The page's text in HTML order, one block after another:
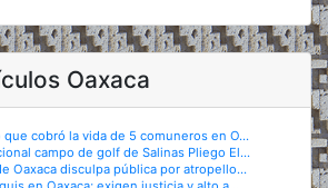
Oaxaca
cobró la vida de 5 comuneros en O...
campo de golf de Salinas Pliego El...
Oaxaca disculpa pública por atropello...